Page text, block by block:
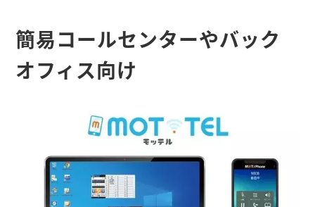
簡易コールセンターやバック
オフィス向け